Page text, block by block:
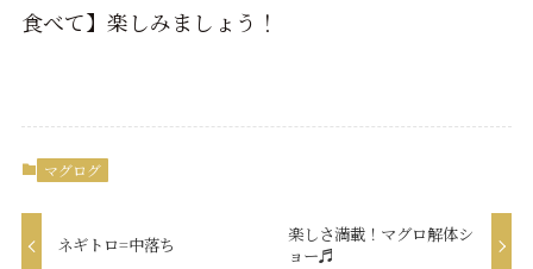
食べて】楽しみましょう！
マグログ
ネギトロ=中落ち
楽しさ満載！マグロ解体シ
ョー♬